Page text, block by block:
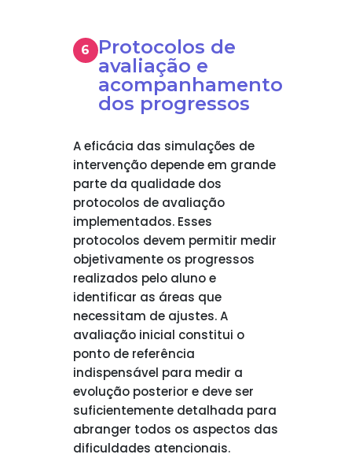
Protocolos de
avaliação e
acompanhamento
dos progressos
A eficácia das simulações de
intervenção depende em grande
parte da qualidade dos
protocolos de avaliação
implementados. Esses
protocolos devem permitir medir
objetivamente os progressos
realizados pelo aluno e
identificar as áreas que
necessitam de ajustes. A
avaliação inicial constitui o
ponto de referência
indispensável para medir a
evolução posterior e deve ser
suficientemente detalhada para
abranger todos os aspectos das
dificuldades atencionais.